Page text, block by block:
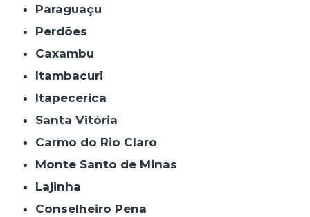
Paraguaçu
Perdões
Caxambu
Itambacuri
Itapecerica
Santa Vitória
Carmo do Rio Claro
Monte Santo de Minas
Lajinha
Conselheiro Pena